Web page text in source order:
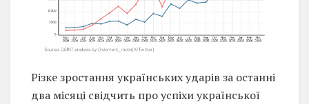
Різке зростання українських ударів за останні
два місяці свідчить про успіхи української